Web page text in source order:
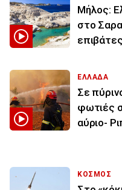
Μήλος:
στο
ΕΛΛΑΔΑ
Σε
φωτιές
αύριο-
ΚΟΣΜΟΣ